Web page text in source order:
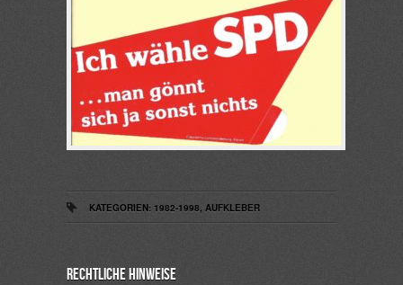
KATEGORIEN: 1982-1998, AUFKLEBER
Rechtliche Hinweise